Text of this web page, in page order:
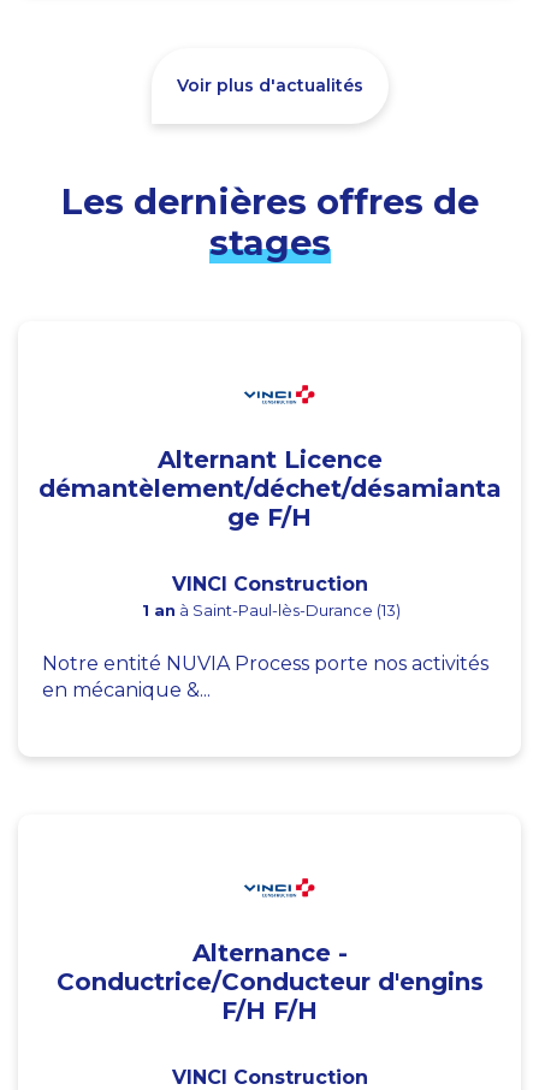
Voir plus d'actualités
Les dernières offres de
stages
Alternant Licence
démantèlement/déchet/désamianta
ge F/H
VINCI Construction
1 an à Saint-Paul-lès-Durance (13)
Notre entité NUVIA Process porte nos activités
en mécanique &...
Alternance -
Conductrice/Conducteur d'engins
F/H F/H
VINCI Construction